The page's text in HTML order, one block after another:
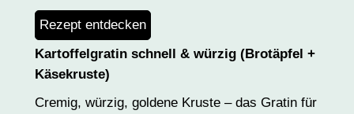
Rezept entdecken
Kartoffelgratin schnell & würzig (Brotäpfel +
Käsekruste)
Cremig, würzig, goldene Kruste – das Gratin für